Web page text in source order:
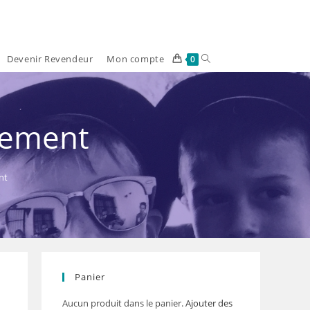
Devenir Revendeur Mon compte 0 Toggle
search
Panier
Aucun produit dans le panier.Ajouter des